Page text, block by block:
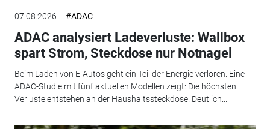
07.08.2026 #ADAC
ADAC analysiert Ladeverluste: Wallbox
spart Strom, Steckdose nur Notnagel
Beim Laden von E-Autos geht ein Teil der Energie verloren. Eine
ADAC-Studie mit fünf aktuellen Modellen zeigt: Die höchsten
Verluste entstehen an der Haushaltssteckdose. Deutlich...